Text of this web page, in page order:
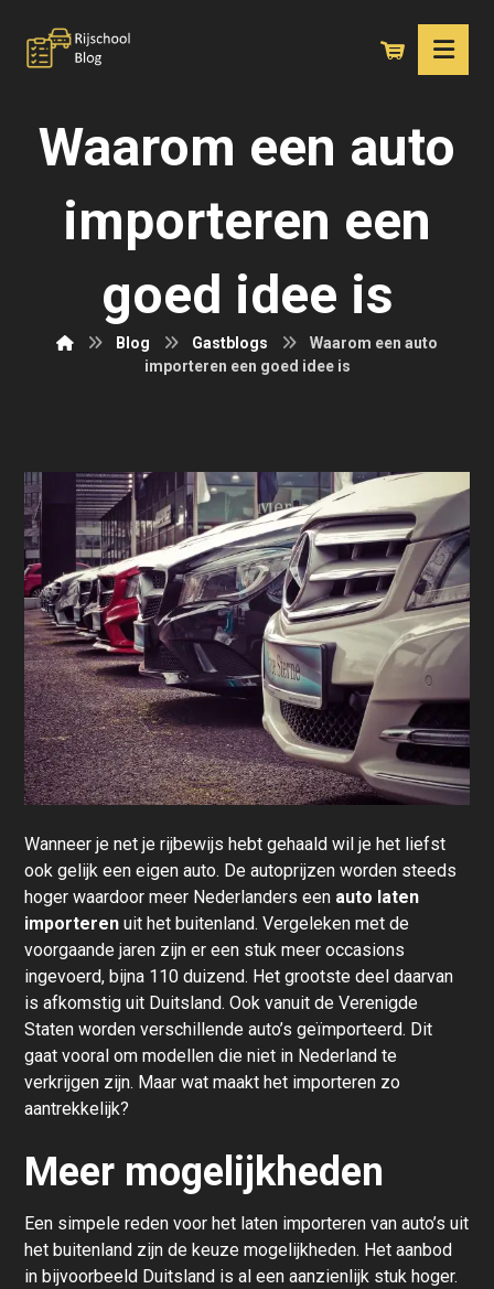
Waarom een auto
importeren een
goed idee is
Blog Gastblogs
Waarom een auto
importeren een goed idee is
Wanneer je net je rijbewijs hebt gehaald wil je het liefst
ook gelijk een eigen auto. De autoprijzen worden steeds
hoger waardoor meer Nederlanders een auto laten
importeren uit het buitenland. Vergeleken met de
voorgaande jaren zijn er een stuk meer occasions
ingevoerd, bijna 110 duizend. Het grootste deel daarvan
is afkomstig uit Duitsland. Ook vanuit de Verenigde
Staten worden verschillende auto’s geïmporteerd. Dit
gaat vooral om modellen die niet in Nederland te
verkrijgen zijn. Maar wat maakt het importeren zo
aantrekkelijk?
Meer mogelijkheden
Een simpele reden voor het laten importeren van auto’s uit
het buitenland zijn de keuze mogelijkheden. Het aanbod
in bijvoorbeeld Duitsland is al een aanzienlijk stuk hoger.